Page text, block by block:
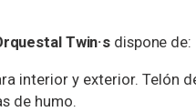
Twin·s dispone de:
interior y exterior. Telón
de humo.